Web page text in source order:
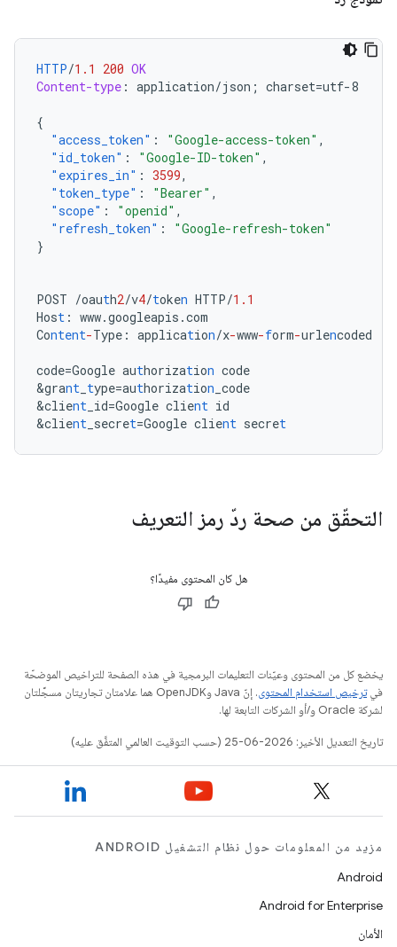
HTTP/1.1 200 OK
Content-type : application/json; charset=utf-8
{
"access_token" : "Google-access-token" ,
"id_token" : "Google-ID-token" ,
"expires_in" : 3599,
"token_type" : "Bearer" ,
"scope" : "openid" ,
"refresh_token" :
"Google-refresh-token"
}
POST /oauth2/v4/token HTTP/1.1
Host : www.googleapis.com
Content-Type : application/x-www-form-urlencoded
code=Google authorization code
&grant type=authorization _code
&client _id=Google client id
&client _secret=Google client secret
التحقّق من صحة ردّ رمز التعريف
هل كان المحتوى مفيدًا؟
يخضع كل من المحتوى وعيّنات التعليمات البرمجية في هذه الصفحة للتراخيص الموضحّة
فيترخيص استخدام المحتوى
. إنّ Java وOpenJDK هما علامتان تجاريتان مسجَّلتان
لشركة Oracle و/أو الشركات التابعة لها.
تاريخ التعديل الأخير: 2026-06-25 (حسب التوقيت العالمي المتفَّق عليه)
مزيد من المعلومات حول نظام التشغيل ANDROID
Android
Android for Enterprise
الأمان